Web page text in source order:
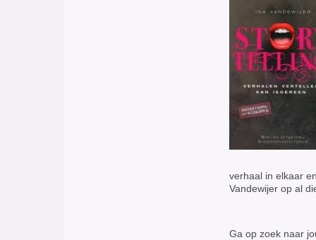
verhaal in elkaar
Vandewijer op al
Ga op zoek naar